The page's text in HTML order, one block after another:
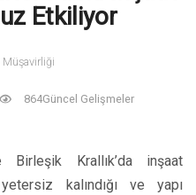
Etkiliyor
Müşavirliği
864Güncel Gelişmeler
Birleşik Krallık’da inşaat
kalındığı ve yapı